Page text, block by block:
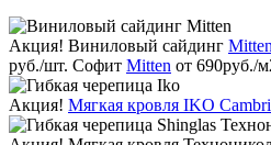
Акция! Виниловый сайдинг
руб./шт. Софит Mitten от 690руб./
Акция! Мягкая кровля IKO